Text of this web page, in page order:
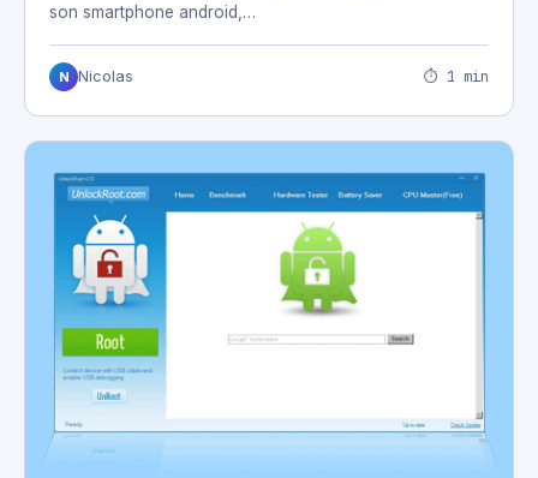
son smartphone android,…
N Nicolas ⏱ 1 min